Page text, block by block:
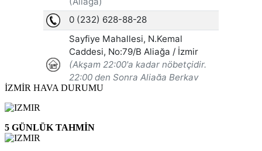
İZMİR HAVA DURUMU
5 GÜNLÜK TAHMİN